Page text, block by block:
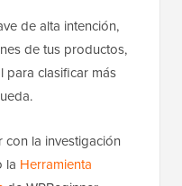
de alta intención,
de tus productos,
para clasificar más
con la investigación
la Herramienta